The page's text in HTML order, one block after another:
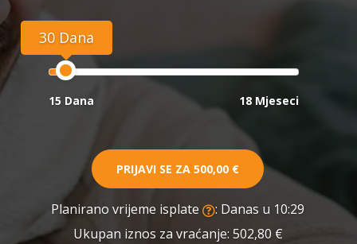
30 Dana
15 Dana 18 Mjeseci
PRIJAVI SE ZA 500,00 €
Planirano vrijeme isplate
: Danas u 10:29
Ukupan iznos za vraćanje: 502,80 €